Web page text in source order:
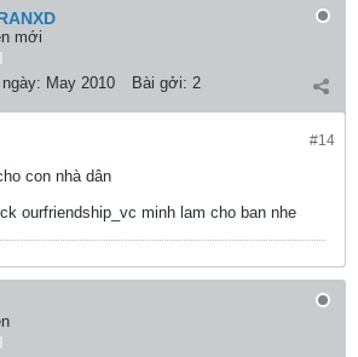
mới
May 2010 Bài gởi: 2
#14
con nhà dân
ourfriendship_vc minh lam cho ban nhe